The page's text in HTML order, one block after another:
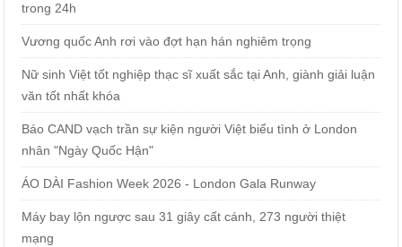
trong 24h
Vương quốc Anh rơi vào đợt hạn hán nghiêm trọng
Nữ sinh Việt tốt nghiệp thạc sĩ xuất sắc tại Anh, giành giải luận
văn tốt nhất khóa
Báo CAND vạch trần sự kiện người Việt biểu tình ở London
nhân "Ngày Quốc Hận"
ÁO DÀI Fashion Week 2026 - London Gala Runway
Máy bay lộn ngược sau 31 giây cất cánh, 273 người thiệt
mạng